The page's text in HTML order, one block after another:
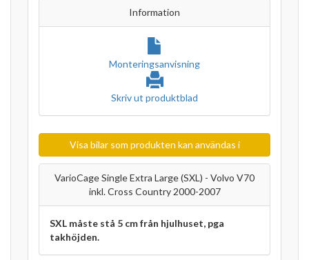
Information
Monteringsanvisning
Skriv ut produktblad
Visa bilar som produkten kan användas i
VarioCage Single Extra Large (SXL) - Volvo V70
inkl. Cross Country 2000-2007
SXL måste stå 5 cm från hjulhuset, pga
takhöjden.